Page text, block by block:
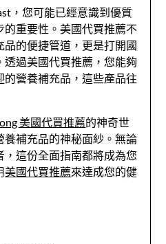
，您可能已經意識到優質
的重要性。美國代買推薦不
的便捷管道，更是打開國
透過美國代買推薦，您能夠
營養補充品，這些產品往
美國代買推薦的神奇世
養補充品的神秘面紗。無論
這份全面指南都將成為您
美國代買推薦來達成您的健